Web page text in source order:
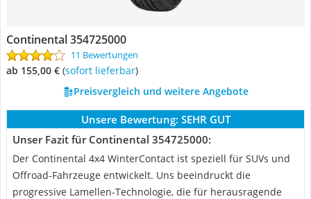
Continental 354725000
11 Bewertungen
ab 155,00 € ( Sofort lieferbar)
Preisvergleich und weitere Angebote
Unsere Bewertung: SEHR GUT
Unser Fazit für Continental 354725000:
Der Continental 4x4 WinterContact ist speziell für SUVs und
Offroad-Fahrzeuge entwickelt. Uns beeindruckt die
progressive Lamellen-Technologie, die für herausragende